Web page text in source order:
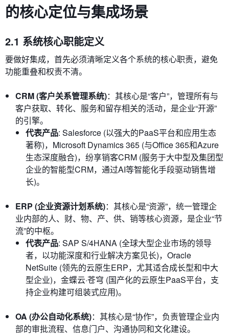
的核心定位与集成场景
2.1 系统核心职能定义
要做好集成，首先必须清晰定义各个系统的核心职责，避免
功能重叠和权责不清。
CRM (客户关系管理系统)：其核心是“客户”，管理所有与
客户获取、转化、服务和留存相关的活动，是企业“开源”
的引擎。
代表产品: Salesforce (以强大的PaaS平台和应用生态
著称)，Microsoft Dynamics 365 (与Office 365和Azure
生态深度融合)，纷享销客CRM (服务于大中型及集团型
企业的智能型CRM，通过AI等智能化手段驱动销售增
长)。
ERP (企业资源计划系统)：其核心是“资源”，统一管理企
业内部的人、财、物、产、供、销等核心资源，是企业“节
流”的中枢。
代表产品: SAP S/4HANA (全球大型企业市场的领导
者，以功能深度和行业解决方案见长)，Oracle
NetSuite (领先的云原生ERP，尤其适合成长型和中大
型企业)，金蝶云·苍穹 (国产化的云原生PaaS平台，支
持企业构建可组装式应用)。
OA (办公自动化系统)：其核心是“协作”，负责管理企业内
部的审批流程、信息门户、沟通协同和文化建设。